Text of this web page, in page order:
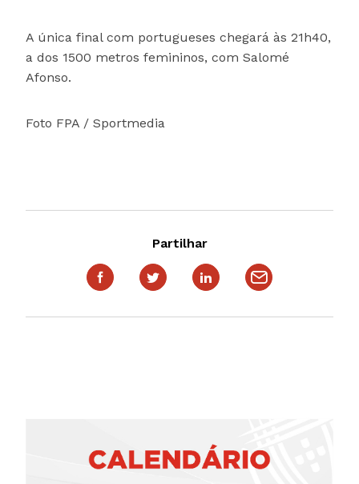
A única final com portugueses chegará às 21h40,
a dos 1500 metros femininos, com Salomé
Afonso.
Foto FPA / Sportmedia
Partilhar